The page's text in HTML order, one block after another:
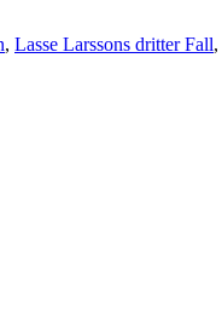
, Lasse Larssons dritter Fall,